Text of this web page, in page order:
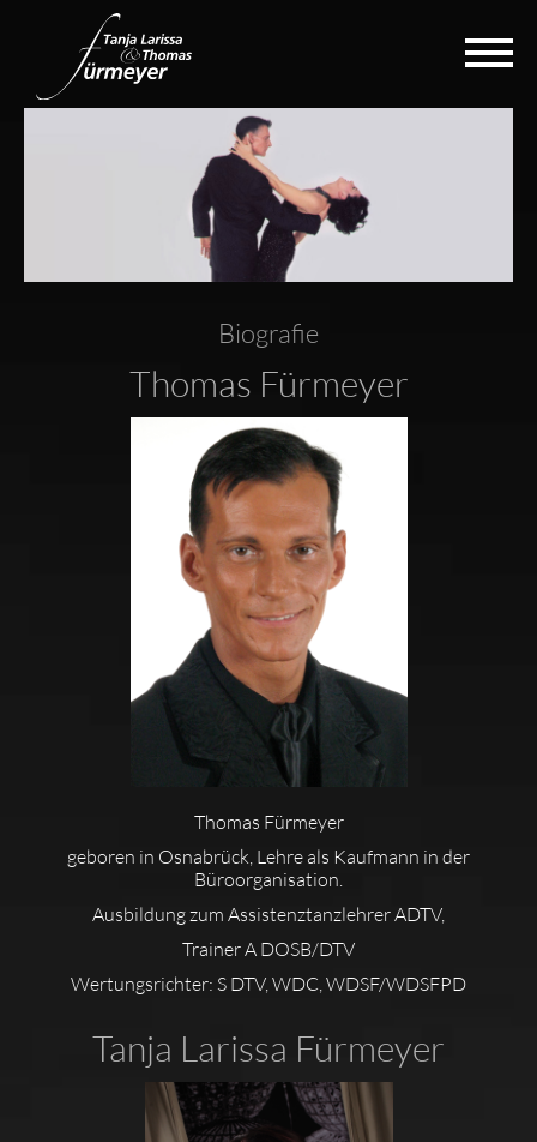
Biografie
Thomas Fürmeyer
Thomas Fürmeyer
geboren in Osnabrück, Lehre als Kaufmann in der
Büroorganisation.
Ausbildung zum Assistenztanzlehrer ADTV,
Trainer A DOSB/DTV
Wertungsrichter: S DTV, WDC, WDSF/WDSFPD
Tanja Larissa Fürmeyer